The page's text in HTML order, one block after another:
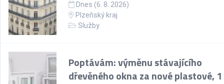
Dnes (6. 8. 2026)
Plzeňský kraj
Služby
Poptávám: výměnu stávajícího
dřevěného okna za nové plastové,